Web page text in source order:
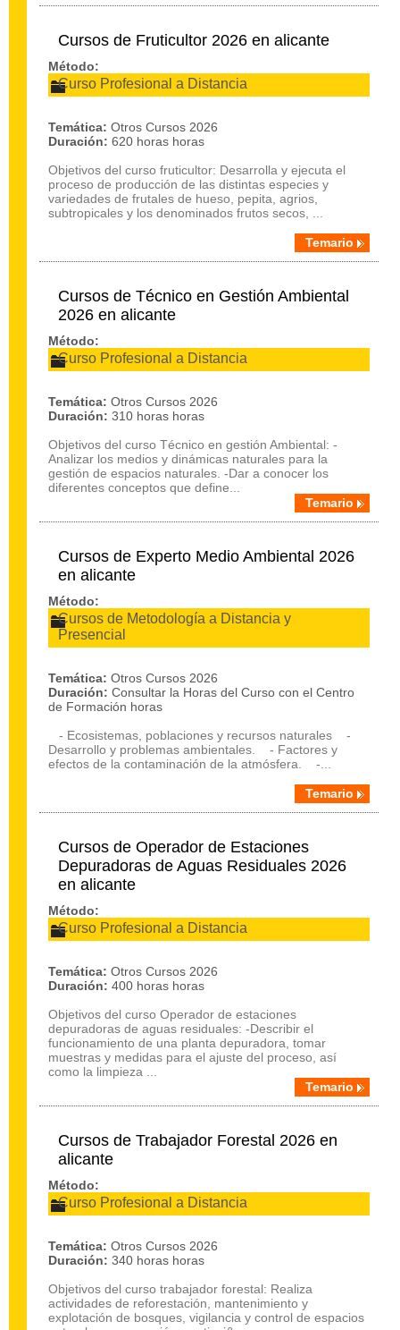
Cursos de Fruticultor 2026 en alicante
Método:
Curso Profesional a Distancia
Temática: Otros Cursos 2026
Duración: 620 horas horas
Objetivos del curso fruticultor: Desarrolla y ejecuta el
proceso de producción de las distintas especies y
variedades de frutales de hueso, pepita, agrios,
subtropicales y los denominados frutos secos, ...
Temario
Cursos de Técnico en Gestión Ambiental
2026 en alicante
Método:
Curso Profesional a Distancia
Temática: Otros Cursos 2026
Duración: 310 horas horas
Objetivos del curso Técnico en gestión Ambiental: -
Analizar los medios y dinámicas naturales para la
gestión de espacios naturales. -Dar a conocer los
diferentes conceptos que define...
Temario
Cursos de Experto Medio Ambiental 2026
en alicante
Método:
Cursos de Metodología a Distancia y
Presencial
Temática: Otros Cursos 2026
Duración: Consultar la Horas del Curso con el Centro
de Formación horas
- Ecosistemas, poblaciones y recursos naturales -
Desarrollo y problemas ambientales. - Factores y
efectos de la contaminación de la atmósfera. -...
Temario
Cursos de Operador de Estaciones
Depuradoras de Aguas Residuales 2026
en alicante
Método:
Curso Profesional a Distancia
Temática: Otros Cursos 2026
Duración: 400 horas horas
Objetivos del curso Operador de estaciones
depuradoras de aguas residuales: -Describir el
funcionamiento de una planta depuradora, tomar
muestras y medidas para el ajuste del proceso, así
como la limpieza ...
Temario
Cursos de Trabajador Forestal 2026 en
alicante
Método:
Curso Profesional a Distancia
Temática: Otros Cursos 2026
Duración: 340 horas horas
Objetivos del curso trabajador forestal: Realiza
actividades de reforestación, mantenimiento y
explotación de bosques, vigilancia y control de espacios